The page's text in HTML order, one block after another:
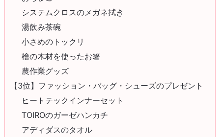
システムクロスのメガネ拭き
湯飲み茶碗
小さめのトックリ
檜の木材を使ったお箸
農作業グッズ
【3位】ファッション・バッグ・シューズのプレゼント
ヒートテックインナーセット
TOIROのガーゼハンカチ
アディダスのタオル